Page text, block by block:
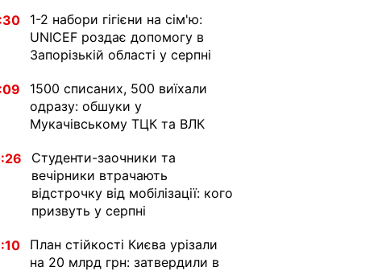
1-2 набори гігієни на сім'ю:
UNICEF роздає допомогу в
Запорізькій області у серпні
1500 списаних, 500 виїхали
одразу: обшуки у
Мукачівському ТЦК та ВЛК
Студенти-заочники та
вечірники втрачають
відстрочку від мобілізації: кого
призвуть у серпні
План стійкості Києва урізали
на 20 млрд грн: затвердили в